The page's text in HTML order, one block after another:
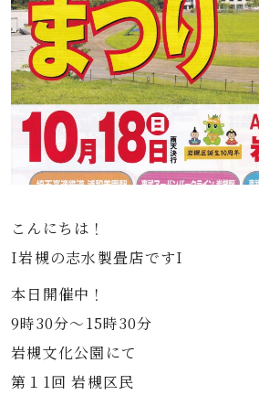
こんにちは！
I岩槻の志水製畳店ですI
本日開催中！
9時30分～15時30分
岩槻文化公園にて
第１1回 岩槻区民